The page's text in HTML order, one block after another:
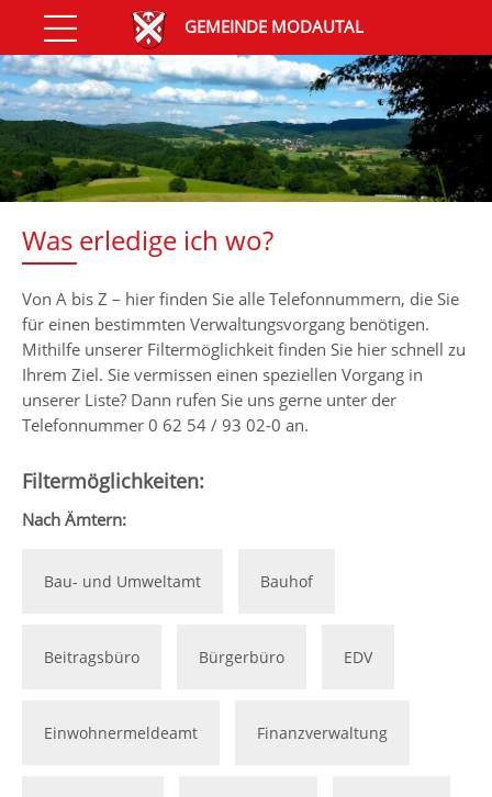
GEMEINDE MODAUTAL
Was erledige ich wo?
Von A bis Z – hier finden Sie alle Telefonnummern, die Sie
für einen bestimmten Verwaltungsvorgang benötigen.
Mithilfe unserer Filtermöglichkeit finden Sie hier schnell zu
Ihrem Ziel. Sie vermissen einen speziellen Vorgang in
unserer Liste? Dann rufen Sie uns gerne unter der
Telefonnummer 0 62 54 / 93 02-0 an.
Filtermöglichkeiten:
Nach Ämtern:
Bau- und Umweltamt Bauhof
Beitragsbüro Bürgerbüro EDV
Einwohnermeldeamt Finanzverwaltung